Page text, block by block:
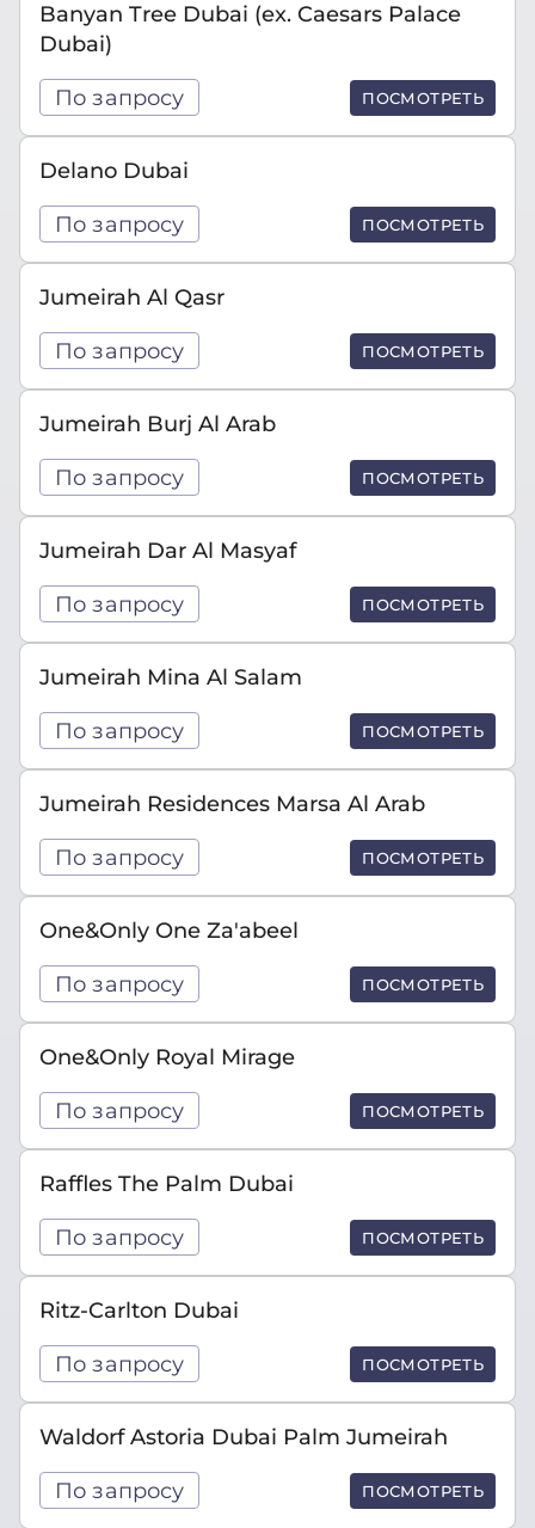
Banyan Tree Dubai (ex. Caesars Palace
Dubai)
По запросу ПОСМОТРЕТЬ
Delano Dubai
По запросу ПОСМОТРЕТЬ
Jumeirah Al Qasr
По запросу ПОСМОТРЕТЬ
Jumeirah Burj Al Arab
По запросу ПОСМОТРЕТЬ
Jumeirah Dar Al Masyaf
По запросу ПОСМОТРЕТЬ
Jumeirah Mina Al Salam
По запросу ПОСМОТРЕТЬ
Jumeirah Residences Marsa Al Arab
По запросу ПОСМОТРЕТЬ
One&Only One Za'abeel
По запросу ПОСМОТРЕТЬ
One&Only Royal Mirage
По запросу ПОСМОТРЕТЬ
Raffles The Palm Dubai
По запросу ПОСМОТРЕТЬ
Ritz-Carlton Dubai
По запросу ПОСМОТРЕТЬ
Waldorf Astoria Dubai Palm Jumeirah
По запросу ПОСМОТРЕТЬ